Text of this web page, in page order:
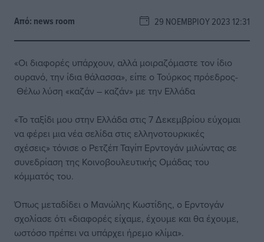
Από: news room 29 ΝΟΕΜΒΡΊΟΥ 2023 12:31
«Οι διαφορές υπάρχουν, αλλά μοιραζόμαστε τον ίδιο
ουρανό, την ίδια θάλασσα», είπε ο Τούρκος πρόεδρος-
Θέλω λύση «καζάν – καζάν» με την Ελλάδα
«Το ταξίδι μου στην Ελλάδα στις 7 Δεκεμβρίου εύχομαι
να φέρει μια νέα σελίδα στις ελληνοτουρκικές
σχέσεις» τόνισε ο Ρετζέπ Ταγίπ Ερντογάν μιλώντας σε
συνεδρίαση της Κοινοβουλευτικής Ομάδας του
κόμματός του.
Όπως μεταδίδει ο Μανώλης Κωστίδης, ο Ερντογάν
σχολίασε ότι «διαφορές είχαμε, έχουμε και θα έχουμε,
ωστόσο πρέπει να υπάρχει ήρεμο κλίμα».